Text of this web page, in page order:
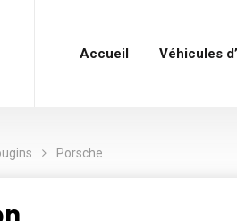
Accueil Véhicules
Porsche